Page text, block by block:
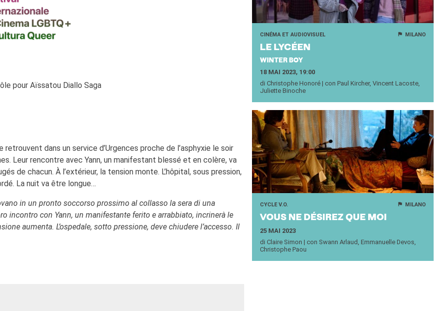
pour Aïssatou Diallo Saga
dans un service d’Urgences proche de l’asphyxie le soir
Leur rencontre avec Yann, un manifestant blessé et en colère, va
de chacun. À l’extérieur, la tension monte. L’hôpital, sous pression,
La nuit va être longue…
in un pronto soccorso prossimo al collasso la sera di una
incontro con Yann, un manifestante ferito e arrabbiato, incrinerà le
aumenta. L’ospedale, sotto pressione, deve chiudere l’accesso. Il
CINÉMA ET AUDIOVISUEL MILANO
LE LY­CÉEN
WINTER BOY
18 MAI 2023, 19:00
di Christophe Honoré | con Paul Kircher, Vincent Lacoste,
Juliette Binoche
CYCLE V.O. MILANO
VOUS NE DÉ­SI­REZ QUE MOI
25 MAI 2023
di Claire Simon | con Swann Arlaud, Emmanuelle Devos,
Christophe Paou